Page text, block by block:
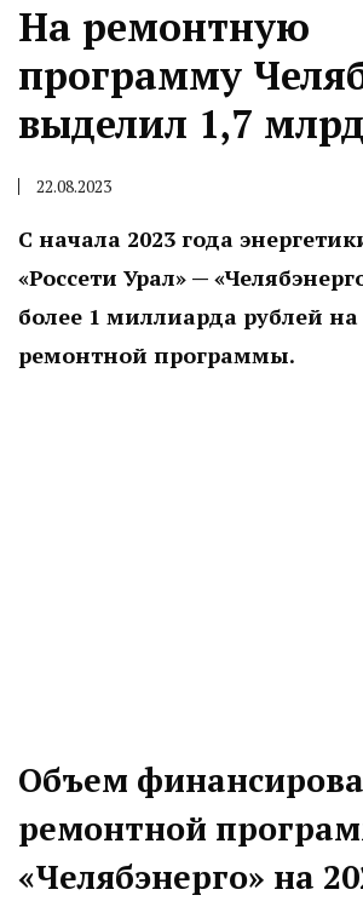
На ремонтную
программу
выделил 1,7
22.08.2023
С начала 2023 года
«Россети Урал» —
более 1 миллиарда рублей
ремонтной программы.
Объем
ремонтной
«Челябэнерго» на